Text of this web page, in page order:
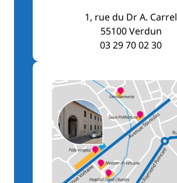
1, rue du Dr A. Carrel
55100 Verdun
03 29 70 02 30